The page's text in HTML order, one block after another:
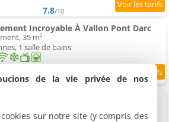
7.8/10
Incroyable À Vallon Pont Darc
35 m²
1 salle de bains
9.4/10
3 salles de bains
de la vie privée de nos
sur notre site (y compris des